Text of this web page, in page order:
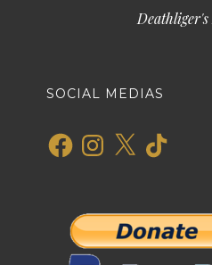
SOCIAL MEDIAS
FacebookInstagram
X TikTok